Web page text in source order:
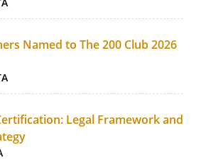
Named to The 200 Club 2026
Legal Framework and